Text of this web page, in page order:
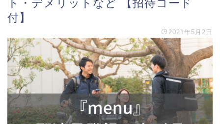
ト・デメリットなど 【招待コード
付】
2021年5月2日